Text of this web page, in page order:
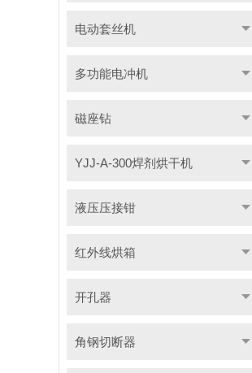
电动套丝机
多功能电冲机
磁座钻
YJJ-A-300焊剂烘干机
液压压接钳
红外线烘箱
开孔器
角钢切断器